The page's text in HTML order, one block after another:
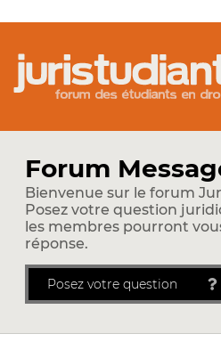
Forum
Bienvenue sur le forum
Posez votre question
les membres pourront
réponse.
Posez votre question